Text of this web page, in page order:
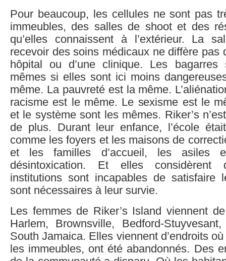
Pour beaucoup, les cellules ne sont pas
immeubles, des salles de shoot et des
qu’elles connaissent à l’extérieur. La
recevoir des soins médicaux ne diffère pas
hôpital ou d’une clinique. Les bagarres
mêmes si elles sont ici moins
même. La pauvreté est la même.
racisme est le même. Le sexisme est le
et le système sont les mêmes. Riker’s
de plus. Durant leur enfance, l’école
comme les foyers et les maisons de
et les familles d’accueil, les asiles
désintoxication. Et elles
institutions sont incapables de satisfaire
sont nécessaires à leur survie.
Les femmes de Riker’s Island viennent
Harlem, Brownsville, Bedford-
South Jamaica. Elles viennent d’endroits
les immeubles, ont été abandonnés. Des